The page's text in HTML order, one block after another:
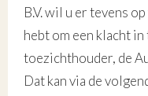
B.V. wil u er tevens
hebt om een klacht
toezichthouder, de
Dat kan via de